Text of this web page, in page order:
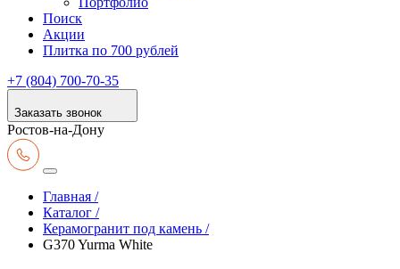
Поиск
Акции
Плитка по 700 рублей
+7 (804) 700-70-35
Заказать звонок
Ростов-на-Дону
Главная /
Каталог /
Керамогранит под камень /
G370 Yurma White